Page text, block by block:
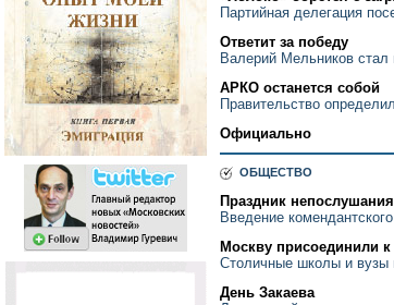
Партийная делегация
Ответит за победу
Валерий Мельников
АРКО останется собой
Правительство
Официально
ОБЩЕСТВО
Праздник непослушания
Введение
Москву присоединили
Столичные школы и вузы
День Закаева